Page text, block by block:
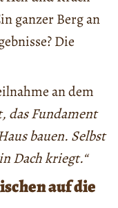
ganzer Berg an
Die
an dem
das Fundament
bauen. Selbst
Dach kriegt.“
auf die